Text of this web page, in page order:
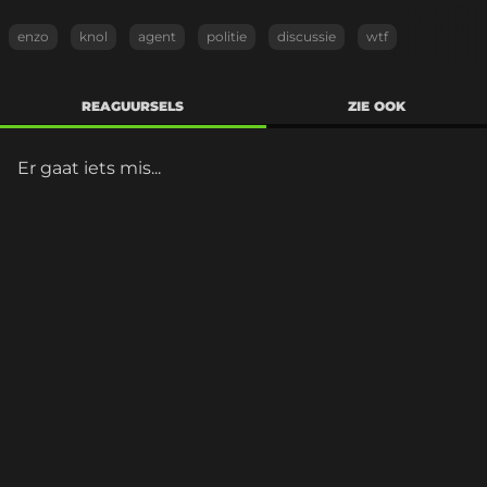
enzo knol agent politie discussie wtf
REAGUURSELS ZIE OOK
Er gaat iets mis...